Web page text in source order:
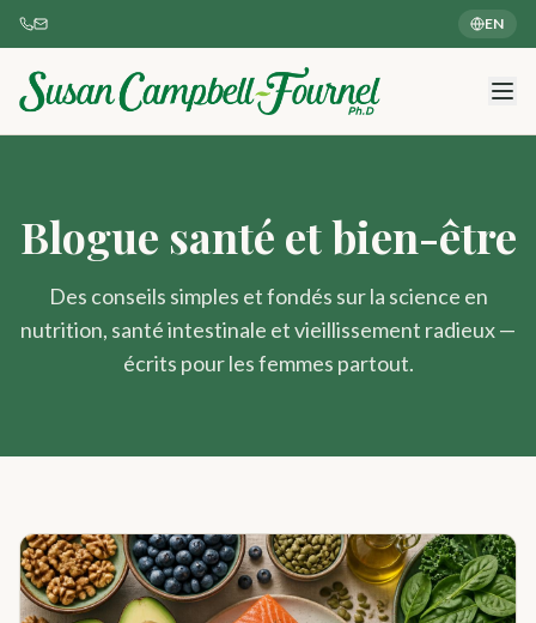
EN
Blogue santé et bien-être
Des conseils simples et fondés sur la science en
nutrition, santé intestinale et vieillissement radieux —
écrits pour les femmes partout.